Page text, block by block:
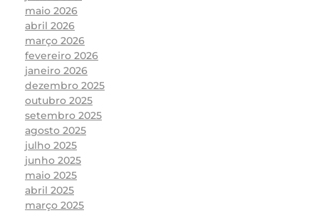
maio 2026
abril 2026
março 2026
fevereiro 2026
janeiro 2026
dezembro 2025
outubro 2025
setembro 2025
agosto 2025
julho 2025
junho 2025
maio 2025
abril 2025
março 2025